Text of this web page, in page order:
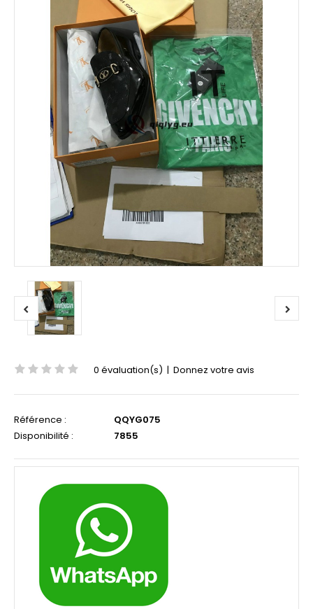
0 évaluation(s) | Donnez votre avis
Référence :
QQYG075
Disponibilité :
7855